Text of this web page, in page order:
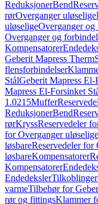
ReduksjonerBend
rørOverganger uløselige
uløseligeOverganger og
Overganger og
Kompensatorer
Geberit Mapress Therm
flensforbindelser
StålGeberit Mapress El-
Mapress El-Forsinket
1.0215Muffer
ReduksjonerBend
rørKryssReservedeler
for Overganger uløselige
løsbareReservedeler for
løsbareKompensatorer
Kompensatorer
Endedeksler
varmeTilbehør for
rør og fittingsKlammer